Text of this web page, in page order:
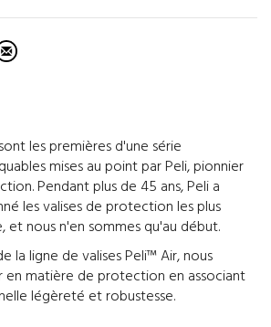
les premières d'une série
mises au point par Peli, pionnier
Pendant plus de 45 ans, Peli a
les valises de protection les plus
et nous n'en sommes qu'au début.
la ligne de valises Peli™ Air, nous
en matière de protection en associant
légèreté et robustesse.